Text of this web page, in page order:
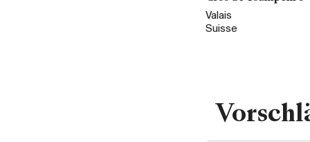
Valais
Suisse